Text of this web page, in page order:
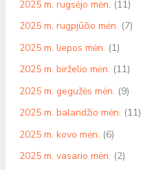
2025 m. rugsėjo mėn. (11)
2025 m. rugpjūčio mėn. (7)
2025 m. liepos mėn. (1)
2025 m. birželio mėn. (11)
2025 m. gegužės mėn. (9)
2025 m. balandžio mėn. (11)
2025 m. kovo mėn. (6)
2025 m. vasario mėn. (2)